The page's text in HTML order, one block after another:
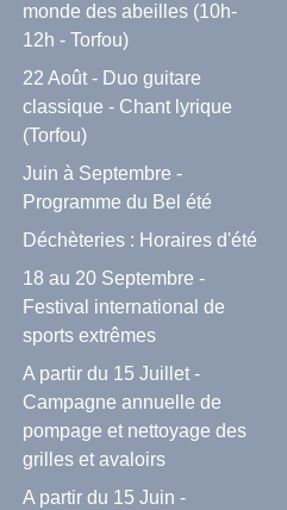
monde des abeilles (10h-
12h - Torfou)
22 Août - Duo guitare
classique - Chant lyrique
(Torfou)
Juin à Septembre -
Programme du Bel été
Déchèteries : Horaires d'été
18 au 20 Septembre -
Festival international de
sports extrêmes
A partir du 15 Juillet -
Campagne annuelle de
pompage et nettoyage des
grilles et avaloirs
A partir du 15 Juin -